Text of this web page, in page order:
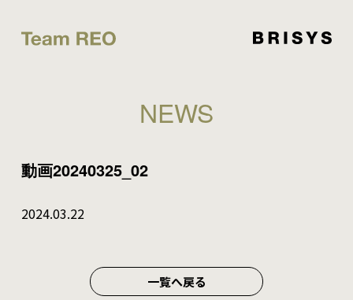
NEWS
動画20240325_02
2024.03.22
一覧へ戻る